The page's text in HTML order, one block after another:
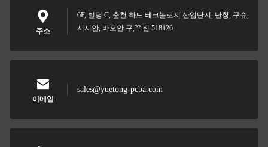
주소
6F, 빌딩 C, 춘천 하드 테크놀로지 산업단지, 난창, 구슈,
시시안, 바오안 구,?? 진 518126
이메일
sales@yuetong-pcba.com